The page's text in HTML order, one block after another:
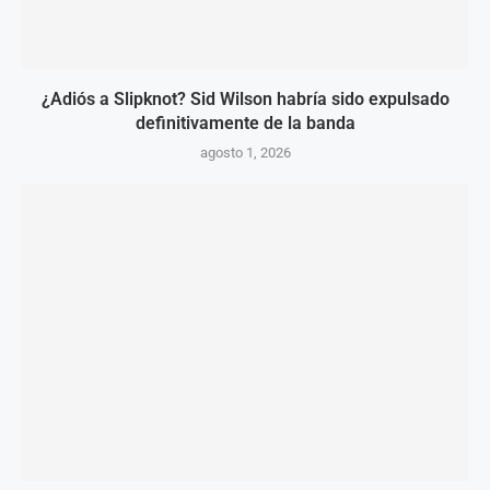
¿Adiós a Slipknot? Sid Wilson habría sido expulsado
definitivamente de la banda
agosto 1, 2026